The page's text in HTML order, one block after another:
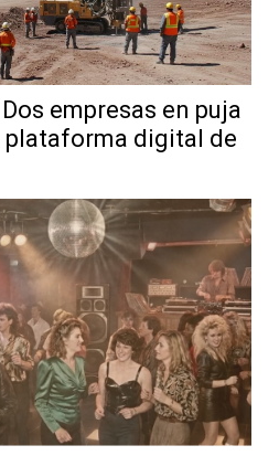
Dos empresas en puja
plataforma digital de